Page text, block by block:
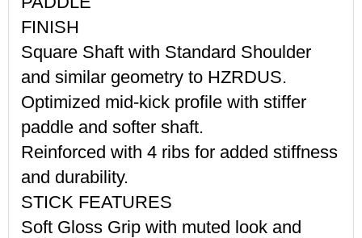
FINISH
Square Shaft with Standard Shoulder
and similar geometry to HZRDUS.
Optimized mid-kick profile with stiffer
paddle and softer shaft.
Reinforced with 4 ribs for added stiffness
and durability.
STICK FEATURES
Soft Gloss Grip with muted look and